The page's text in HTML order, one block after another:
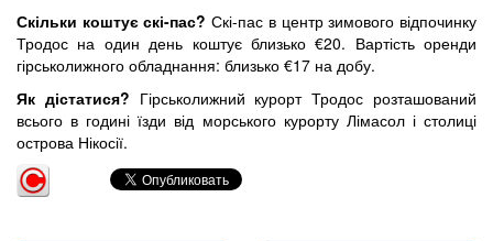
Скільки коштує скі-пас? Скі-пас в центр зимового відпочинку
Тродос на один день коштує близько €20. Вартість оренди
гірськолижного обладнання: близько €17 на добу.
Як дістатися? Гірськолижний курорт Тродос розташований
всього в годині їзди від морського курорту Лімасол і столиці
острова Нікосії.